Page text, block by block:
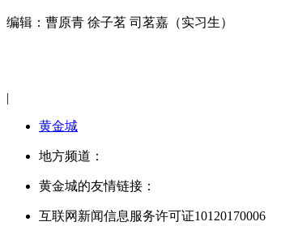
编辑：曹原青 徐子茗 司茗嘉（实习生）
|
黄金城
地方频道：
黄金城的友情链接：
互联网新闻信息服务许可证10120170006